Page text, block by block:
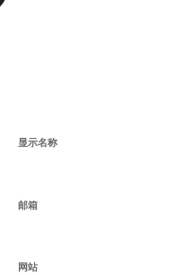
显示名称
邮箱
网站